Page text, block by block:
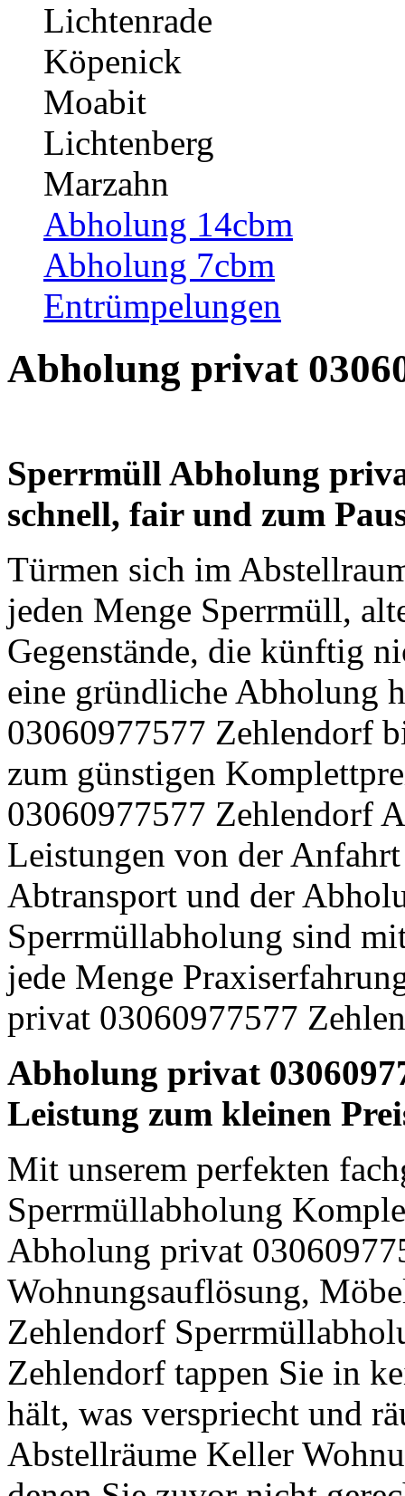
Lichtenrade
Köpenick
Moabit
Lichtenberg
Marzahn
Abholung 14cbm
Abholung 7cbm
Entrümpelungen
Abholung privat
Sperrmüll Abholung
schnell, fair und zum
Türmen sich im
jeden Menge Sperrmüll,
Gegenstände, die künftig
eine gründliche Abholung
03060977577 Zehlendorf
zum günstigen
03060977577 Zehlendorf
Leistungen von der
Abtransport und der
Sperrmüllabholung sind
jede Menge
privat 03060977577
Abholung privat
Leistung zum kleinen
Mit unserem perfekten
Sperrmüllabholung
Abholung privat
Wohnungsauflösung,
Zehlendorf
Zehlendorf tappen Sie in
hält, was verspriecht und
Abstellräume Keller